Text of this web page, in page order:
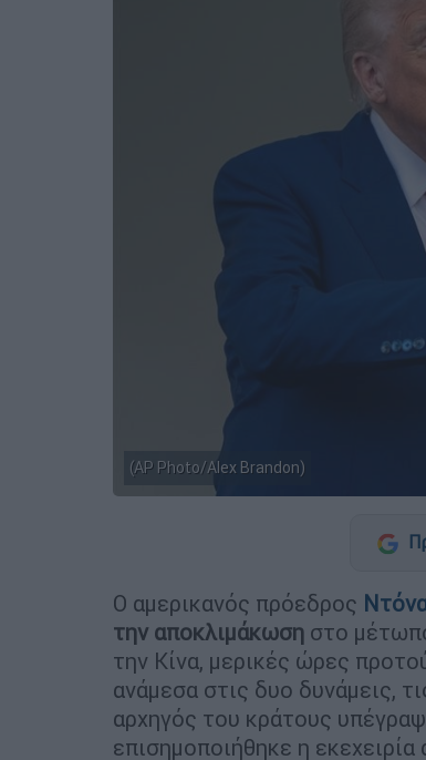
(AP Photo/Alex Brandon)
Ο αμερικανός πρόεδρος
την αποκλιμάκωση στο
την Κίνα, μερικές ώρες
ανάμεσα στις δυο δυνάμεις,
αρχηγός του κράτους
επισημοποιήθηκε η